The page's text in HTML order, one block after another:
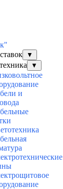
▼
▼
и